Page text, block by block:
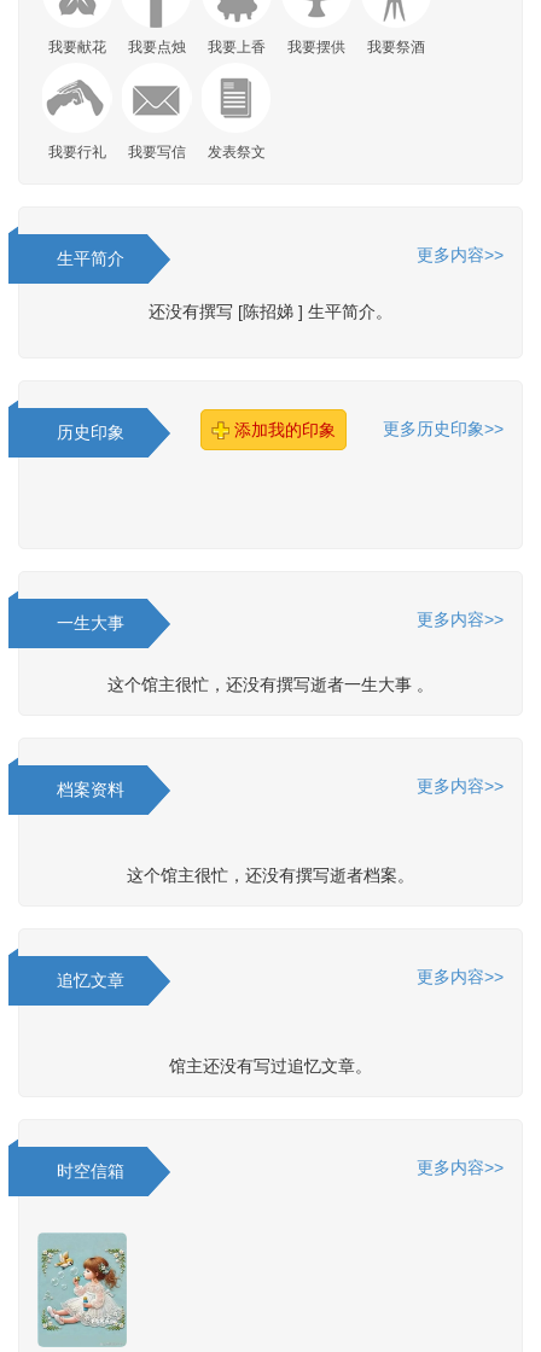
我要献花 我要点烛 我要上香 我要摆供 我要祭酒
我要行礼 我要写信 发表祭文
生平简介 更多内容>>
还没有撰写 [陈招娣 ] 生平简介。
历史印象 添加我的印象 更多历史印象>>
一生大事 更多内容>>
这个馆主很忙，还没有撰写逝者一生大事 。
档案资料 更多内容>>
这个馆主很忙，还没有撰写逝者档案。
追忆文章 更多内容>>
馆主还没有写过追忆文章。
时空信箱 更多内容>>